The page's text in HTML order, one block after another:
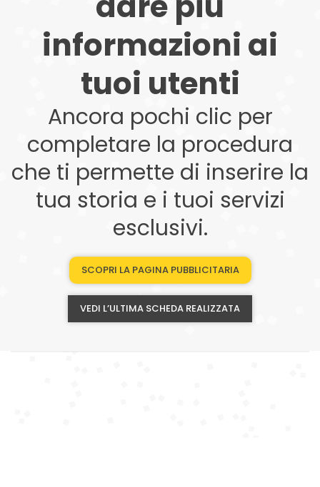
informazioni ai
tuoi utenti
Ancora pochi clic per
completare la procedura
che ti permette di inserire la
tua storia e i tuoi servizi
esclusivi.
SCOPRI LA PAGINA PUBBLICITARIA
VEDI L’ULTIMA SCHEDA REALIZZATA